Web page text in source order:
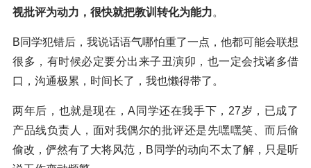
视批评为动力，很快就把教训转化为能力。
B同学犯错后，我说话语气哪怕重了一点，他都可能会联想
很多，有时候必定要分出来子丑演卯，也一定会找诸多借
口，沟通极累，时间长了，我也懒得带了。
两年后，也就是现在，A同学还在我手下，27岁，已成了
产品线负责人，面对我偶尔的批评还是先嘿嘿笑、而后偷
偷改，俨然有了大将风范，B同学的动向不太了解，只是听